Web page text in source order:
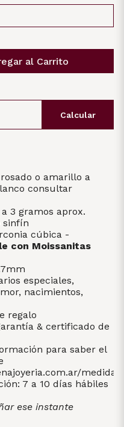
al Carrito
Calcular
o amarillo a
consultar
3 gramos aprox.
sinfín
cúbica -
con Moissanitas
especiales,
nacimientos,
regalo
& certificado de
para saber el
medidas
7 a 10 días hábiles
ese instante